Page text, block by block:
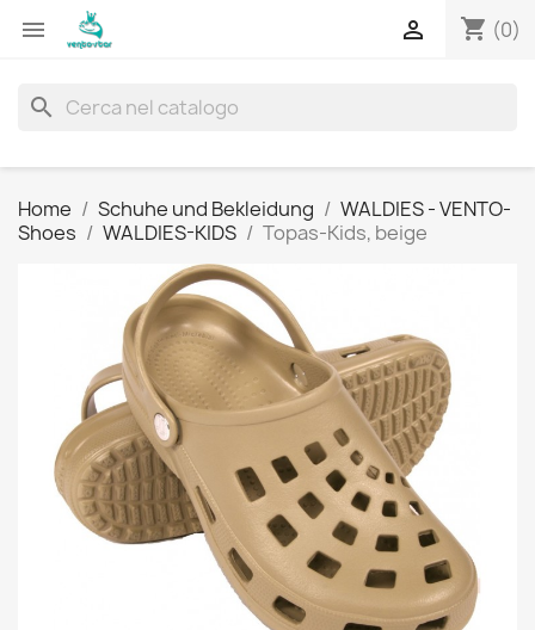
 shopping_cart (0)

search
Home Schuhe und Bekleidung
WALDIES - VENTO-
Shoes
WALDIES-KIDS Topas-Kids, beige